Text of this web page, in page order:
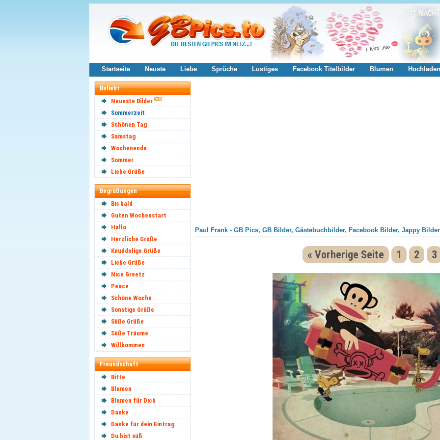
Startseite Neuste Liebe Sprüche Lustiges Facebook Titelbilder Blumen Hochladen
Beliebt
Neueste Bilder
Sommerzeit
Schönen Tag
Samstag
Wochenende
Sommer
Liebe Grüße
Begrüßungen
Bis bald
Guten Wochenstart
Hallo
Herzliche Grüße
Knuddelige Grüße
Liebe Grüße
Nice Greetz
Peace
Schöne Woche
Sonstige Grüße
Süße Grüße
Süße Träume
Willkommen
Freundschaft
Bitte
Blumen
Blumen für Dich
Danke
Danke für dein Eintrag
Du bist süß
Paul Frank - GB Pics, GB Bilder, Gästebuchbilder, Facebook Bilder, Jappy Bilder
« Vorherige Seite 1 2 3